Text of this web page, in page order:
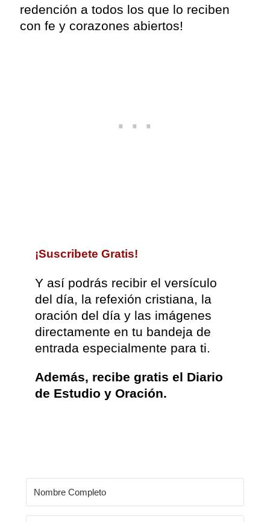
redención a todos los que lo reciben
con fe y corazones abiertos!
¡Suscribete Gratis!
Y así podrás recibir el versículo
del día, la refexión cristiana, la
oración del día y las imágenes
directamente en tu bandeja de
entrada especialmente para ti.
Además, recibe gratis el Diario
de Estudio y Oración.